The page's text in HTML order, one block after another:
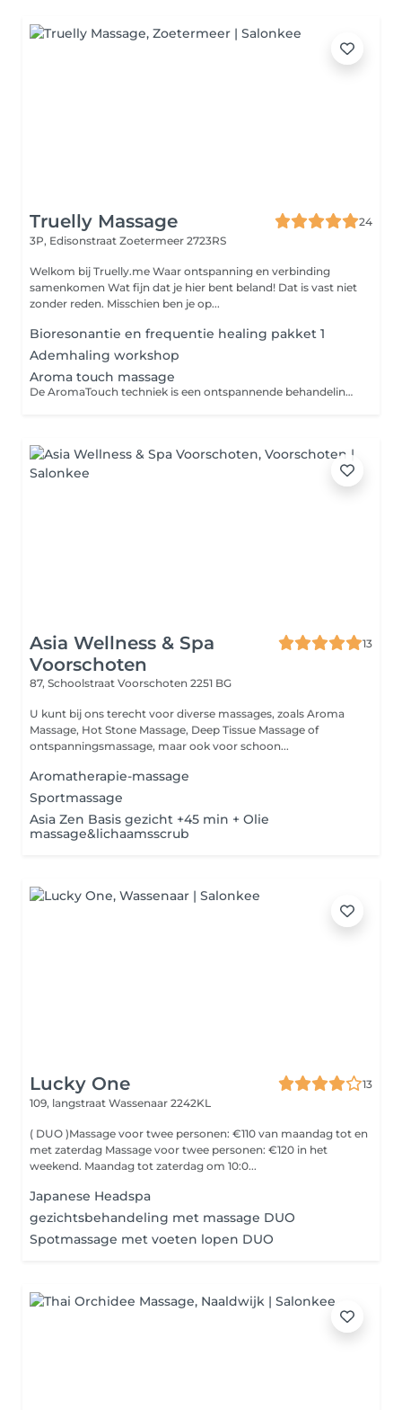
Truelly Massage
24
3P, Edisonstraat Zoetermeer 2723RS
Welkom bij Truelly.me Waar ontspanning en verbinding
samenkomen Wat fijn dat je hier bent beland! Dat is vast niet
zonder reden. Misschien ben je op...
Bioresonantie en frequentie healing pakket 1
Ademhaling workshop
Aroma touch massage
De AromaTouch techniek is een ontspannende behandeling (zachte wellness massage) waarbij 8 pure essentiële oliën worden ingezet langs de energiebanen (meridianen) en energiepunten van de rug, schouders, hoofd en voeten.
Asia Wellness & Spa
Voorschoten
13
87, Schoolstraat Voorschoten 2251 BG
U kunt bij ons terecht voor diverse massages, zoals Aroma
Massage, Hot Stone Massage, Deep Tissue Massage of
ontspanningsmassage, maar ook voor schoon...
Aromatherapie-massage
Sportmassage
Asia Zen Basis gezicht +45 min + Olie
massage&lichaamsscrub
Lucky One
13
109, langstraat Wassenaar 2242KL
( DUO )Massage voor twee personen: €110 van maandag tot en
met zaterdag Massage voor twee personen: €120 in het
weekend. Maandag tot zaterdag om 10:0...
Japanese Headspa
gezichtsbehandeling met massage DUO
Spotmassage met voeten lopen DUO